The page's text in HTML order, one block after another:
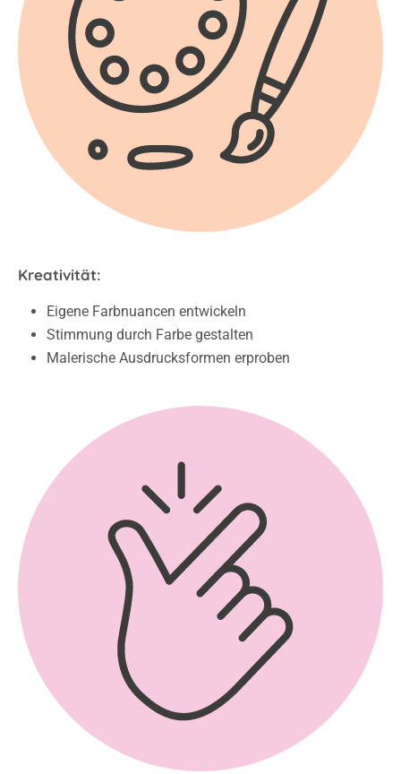
Kreativität:
Eigene Farbnuancen entwickeln
Stimmung durch Farbe gestalten
Malerische Ausdrucksformen erproben